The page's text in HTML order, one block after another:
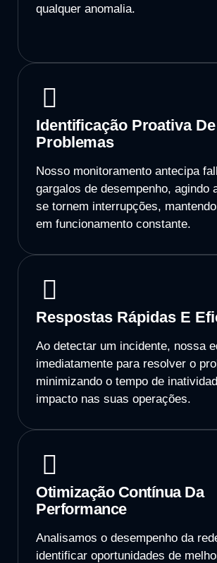
qualquer anomalia.
Identificação Proativa De
Problemas
Nosso monitoramento antecipa
gargalos de desempenho, agindo
se tornem interrupções,
em funcionamento constante.
Respostas Rápidas E
Ao detectar um incidente, nossa
imediatamente para resolver o
minimizando o tempo de
impacto nas suas operações.
Otimização Contínua Da
Performance
Analisamos o desempenho da
identificar oportunidades de